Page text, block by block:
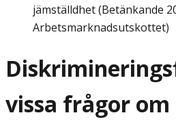
jämställdhet (Betänkande
Arbetsmarknadsutskottet)
vissa frågor om